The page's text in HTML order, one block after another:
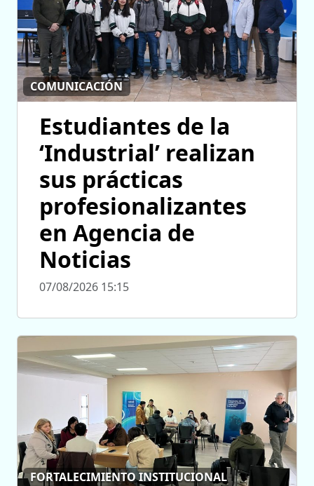
COMUNICACIÓN
Estudiantes de la
‘Industrial’ realizan
sus prácticas
profesionalizantes
en Agencia de
Noticias
07/08/2026 15:15
FORTALECIMIENTO INSTITUCIONAL